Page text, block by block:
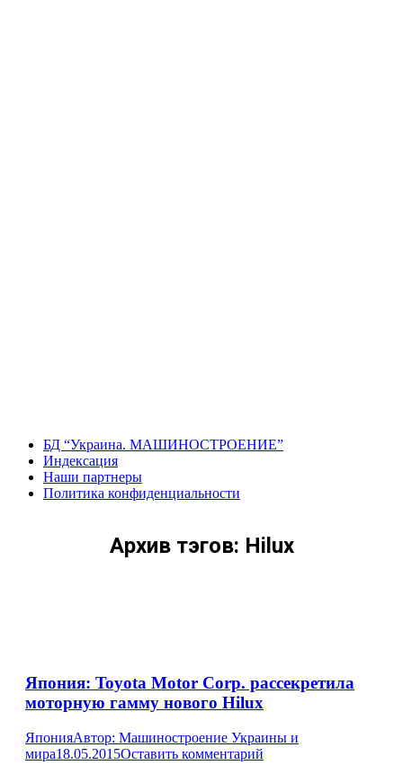
содержанию
БД “Украина. МАШИНОСТРОЕНИЕ”
Индекcация
Наши партнеры
Политика конфиденциальности
Архив тэгов: Hilux
Япония: Toyota Motor Corp. рассекретила
моторную гамму нового Hilux
ЯпонияАвтор: Машиностроение Украины и
мира18.05.2015Оставить комментарий